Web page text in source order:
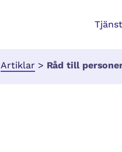
Artiklar > Råd till personer med dövblindhet och